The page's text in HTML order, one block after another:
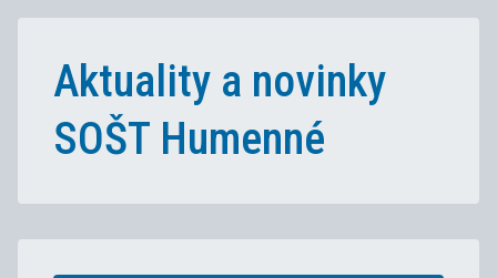
Aktuality a novinky
SOŠT Humenné